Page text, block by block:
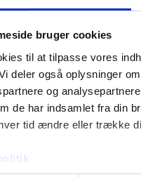
bruger cookies
til at tilpasse vores
deler også oplysninger
og
de har indsamlet fra din
tid ændre eller trække
Hansted
ERHVERV